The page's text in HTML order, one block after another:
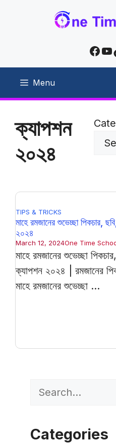
Menu
ক্যাপশন
২০২৪
TIPS & TRICKS
মাহে রমজানের শুভেচ্ছা পিকচার,
২০২৪
March 12, 2024One Time
মাহে রমজানের শুভেচ্ছা
ক্যাপশন ২০২৪ | রমজানের
মাহে রমজানের শুভেচ্ছা ...
Search
Categories